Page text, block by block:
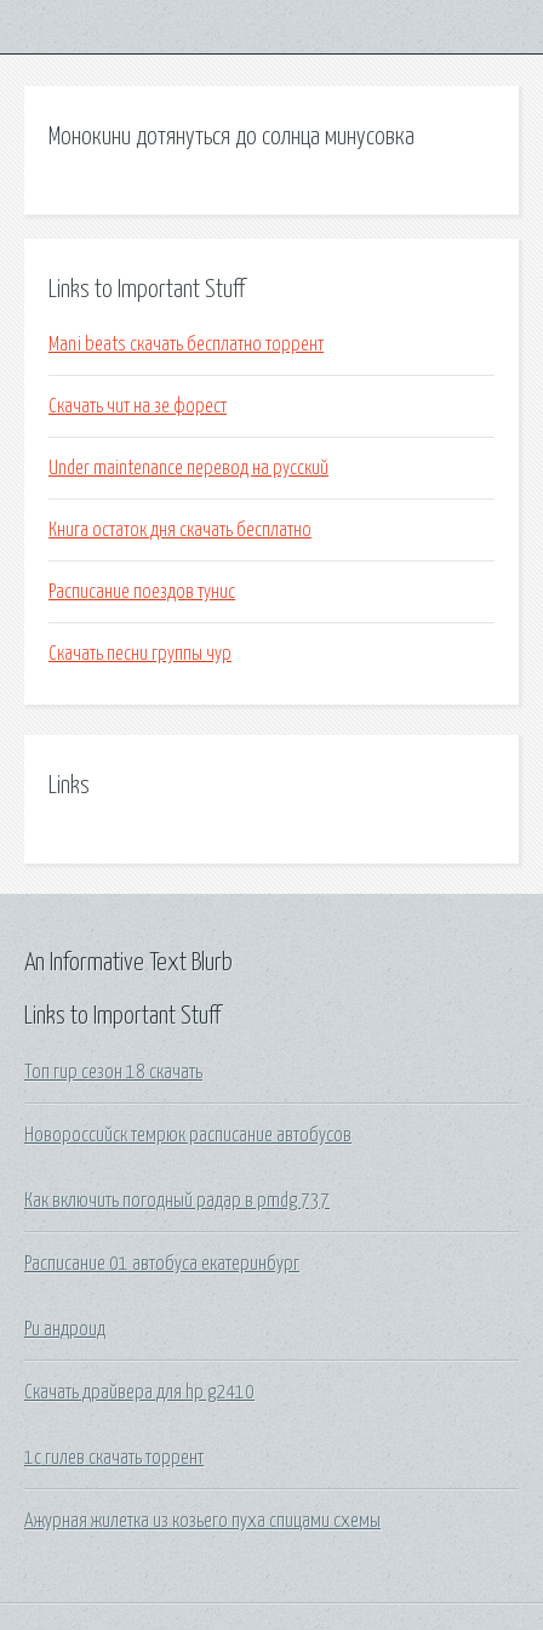
Монокини дотянуться до солнца минусовка
Links to Important Stuff
Mani beats скачать бесплатно торрент
Скачать чит на зе форест
Under maintenance перевод на русский
Книга остаток дня скачать бесплатно
Расписание поездов тунис
Скачать песни группы чур
Links
Links to Important Stuff
Топ гир сезон 18 скачать
Новороссийск темрюк расписание автобусов
Как включить погодный радар в pmdg 737
Расписание 01 автобуса екатеринбург
Pu андроид
Скачать драйвера для hp g2410
1с гилев скачать торрент
Ажурная жилетка из козьего пуха спицами схемы
An Informative Text Blurb